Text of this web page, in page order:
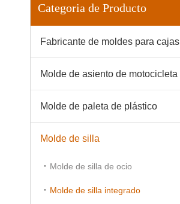
Categoria de Producto
Fabricante de moldes para cajas
Molde de asiento de motocicleta
Molde de paleta de plástico
Molde de silla
Molde de silla de ocio
Molde de silla integrado